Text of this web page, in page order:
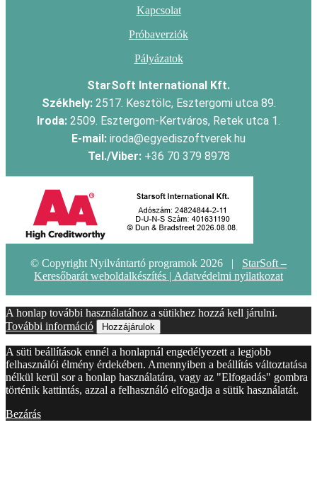
Kapcsolat
Próbaverziók
Pályázatok
StarSoft International Kft.
Székhely:2517. Kesztölc, Esztergomi utca 89.
Iroda: 2509. Esztergom-Kertváros, Retek utca 1.
E-mail: iroda@egyediszoftverek.hu
Tel./Viber:+36 70 379 8978
© Copyright Nyilvántartó programok 2026 | StarSoft –
Keresőbarát weboldalkészítés | Adatvédelmi nyilatkozat
A honlap további használatához a sütikhez hozzá kell járulni.
További információ
Hozzájárulok
A süti beállítások ennél a honlapnál engedélyezett a legjobb
felhasználói élmény érdekében. Amennyiben a beállítás változtatása
nélkül kerül sor a honlap használatára, vagy az "Elfogadás" gombra
történik kattintás, azzal a felhasználó elfogadja a sütik használatát.
Bezárás